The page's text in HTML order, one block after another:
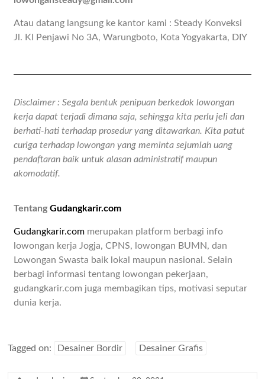
Atau datang langsung ke kantor kami : Steady Konveksi
Jl. KI Penjawi No 3A, Warungboto, Kota Yogyakarta, DIY
Disclaimer : Segala bentuk penipuan berkedok lowongan
kerja dapat terjadi dimana saja, sehingga kita perlu jeli dan
berhati-hati terhadap prosedur yang ditawarkan. Kita patut
curiga terhadap lowongan yang meminta sejumlah uang
pendaftaran baik untuk alasan administratif maupun
akomodatif.
TentangGudangkarir.com
Gudangkarir.com merupakan platform berbagi info
lowongan kerja Jogja, CPNS, lowongan BUMN, dan
Lowongan Swasta baik lokal maupun nasional. Selain
berbagi informasi tentang lowongan pekerjaan,
gudangkarir.com juga membagikan tips, motivasi seputar
dunia kerja.
Tagged on: Desainer Bordir Desainer Grafis